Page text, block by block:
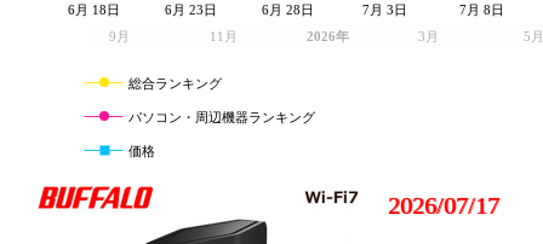
9月 11月 2026年 3月 5月
6月 18日 6月 23日 6月 28日 7月 3日 7月 8日
総合ランキング
パソコン・周辺機器ランキング
価格
2026/07/17